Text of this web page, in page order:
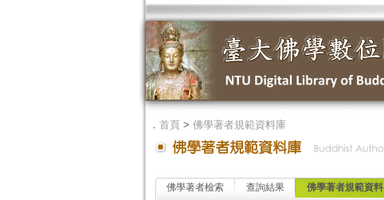
． 首頁> 佛學著者規範資料庫
佛學著者檢索 查詢結果 佛學著者規範資料